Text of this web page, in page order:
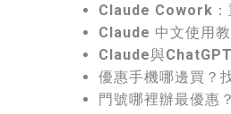
Claude Cowork：
Claude 中文使用
Claude與
優惠手機哪邊買？
門號哪裡辦最優惠